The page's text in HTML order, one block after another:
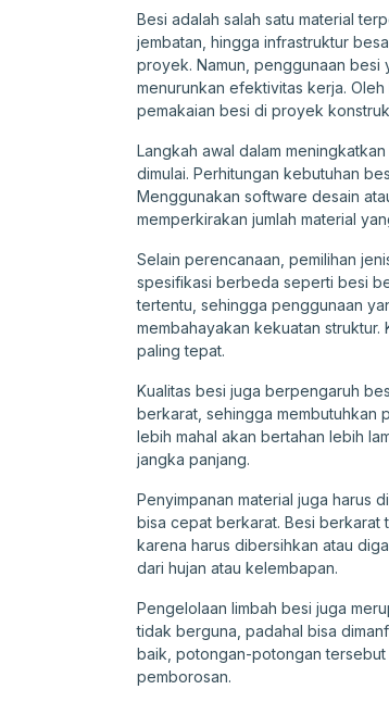
Besi adalah salah satu material
jembatan, hingga infrastruktur
proyek. Namun, penggunaan
menurunkan efektivitas kerja.
pemakaian besi di proyek
Langkah awal dalam
dimulai. Perhitungan kebutuhan
Menggunakan software desain
memperkirakan jumlah material
Selain perencanaan, pemilihan
spesifikasi berbeda seperti besi
tertentu, sehingga penggunaan
membahayakan kekuatan struktur.
paling tepat.
Kualitas besi juga berpengaruh
berkarat, sehingga membutuhkan
lebih mahal akan bertahan lebih
jangka panjang.
Penyimpanan material juga harus
bisa cepat berkarat. Besi berkarat
karena harus dibersihkan atau
dari hujan atau kelembapan.
Pengelolaan limbah besi juga
tidak berguna, padahal bisa
baik, potongan-potongan tersebut
pemborosan.